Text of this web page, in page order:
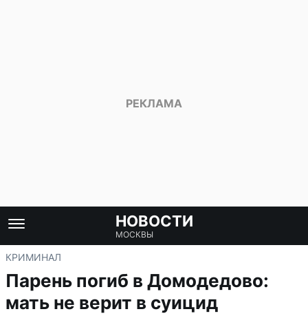
НОВОСТИ
МОСКВЫ
КРИМИНАЛ
Парень погиб в Домодедово:
мать не верит в суицид